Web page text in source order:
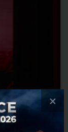
กรรม–ปฏิรูป
ศ
×